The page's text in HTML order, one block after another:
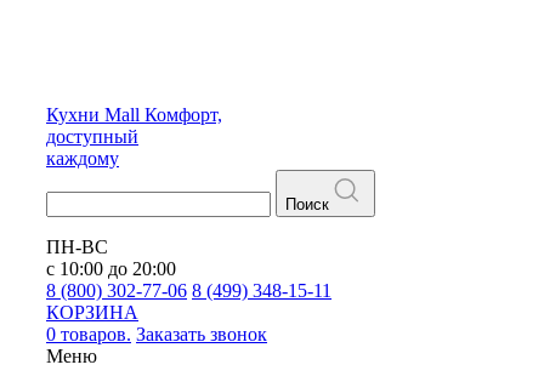
Кухни Mall Комфорт,
доступный
каждому
Поиск
ПН-ВС
с 10:00 до 20:00
8 (800) 302-77-06 8 (499) 348-15-11
КОРЗИНА
0 товаров. Заказать звонок
Меню